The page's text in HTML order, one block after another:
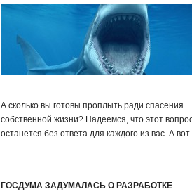
А сколько вы готовы проплыть ради спасения
собственной жизни? Надеемся, что этот
останется без ответа для каждого из вас. А
ГОСДУМА ЗАДУМАЛАСЬ О РАЗРАБОТКЕ